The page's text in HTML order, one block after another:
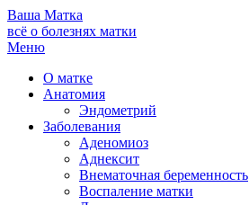
Ваша Матка
всё о болезнях матки
Меню
О матке
Анатомия
Эндометрий
Заболевания
Аденомиоз
Аднексит
Внематочная беременность
Воспаление матки